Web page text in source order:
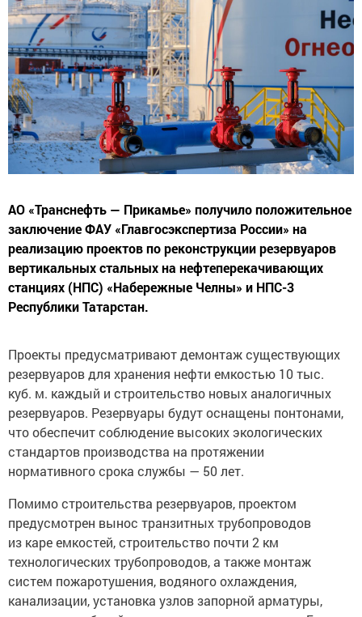
АО «Транснефть — Прикамье» получило положительное
заключение ФАУ «Главгосэкспертиза России» на
реализацию проектов по реконструкции резервуаров
вертикальных стальных на нефтеперекачивающих
станциях (НПС) «Набережные Челны» и НПС-3
Республики Татарстан.
Проекты предусматривают демонтаж существующих
резервуаров для хранения нефти емкостью 10 тыс.
куб. м. каждый и строительство новых аналогичных
резервуаров. Резервуары будут оснащены понтонами,
что обеспечит соблюдение высоких экологических
стандартов производства на протяжении
нормативного срока службы — 50 лет.
Помимо строительства резервуаров, проектом
предусмотрен вынос транзитных трубопроводов
из каре емкостей, строительство почти 2 км
технологических трубопроводов, а также монтаж
систем пожаротушения, водяного охлаждения,
канализации, установка узлов запорной арматуры,